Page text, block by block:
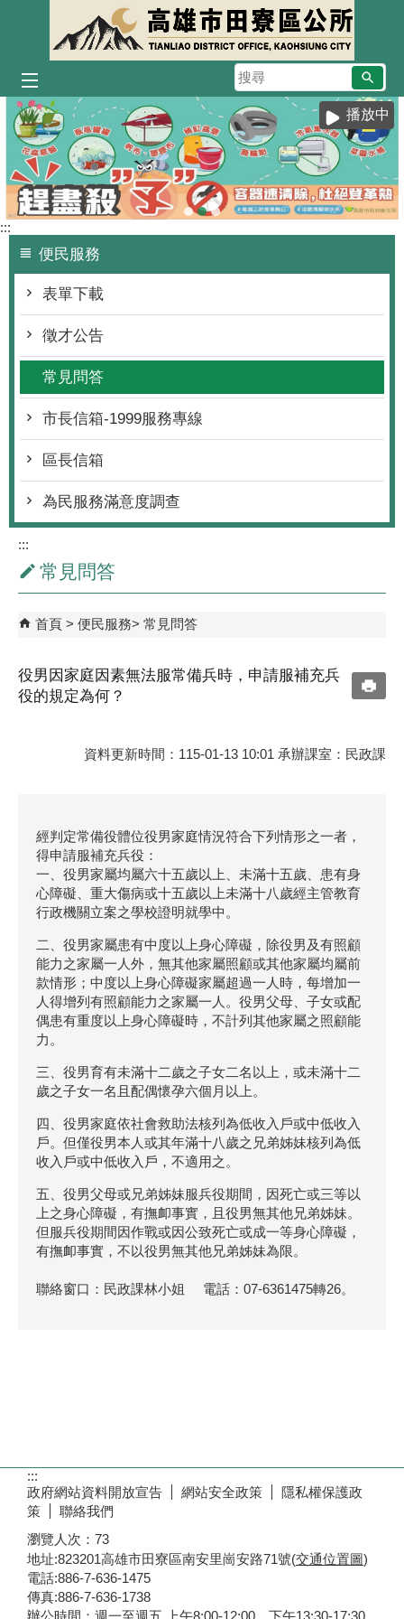
跳到主要內容區塊
搜
尋
播放中
:::
便民服務
表單下載
徵才公告
常見問答
市長信箱-1999服務專線
區長信箱
為民服務滿意度調查
:::
常見問答
首頁 便民服務 常見問答
役男因家庭因素無法服常備兵時，申請服補充兵
役的規定為何？
資料更新時間：115-01-13 10:01 承辦課室：民政課
經判定常備役體位役男家庭情況符合下列情形之一者，
得申請服補充兵役：
一、役男家屬均屬六十五歲以上、未滿十五歲、患有身
心障礙、重大傷病或十五歲以上未滿十八歲經主管教育
行政機關立案之學校證明就學中。
二、役男家屬患有中度以上身心障礙，除役男及有照顧
能力之家屬一人外，無其他家屬照顧或其他家屬均屬前
款情形；中度以上身心障礙家屬超過一人時，每增加一
人得增列有照顧能力之家屬一人。役男父母、子女或配
偶患有重度以上身心障礙時，不計列其他家屬之照顧能
力。
三、役男育有未滿十二歲之子女二名以上，或未滿十二
歲之子女一名且配偶懷孕六個月以上。
四、役男家庭依社會救助法核列為低收入戶或中低收入
戶。但僅役男本人或其年滿十八歲之兄弟姊妹核列為低
收入戶或中低收入戶，不適用之。
五、役男父母或兄弟姊妹服兵役期間，因死亡或三等以
上之身心障礙，有撫卹事實，且役男無其他兄弟姊妹。
但服兵役期間因作戰或因公致死亡或成一等身心障礙，
有撫卹事實，不以役男無其他兄弟姊妹為限。
聯絡窗口：民政課林小姐 電話：07-6361475轉26。
:::
政府網站資料開放宣告
網站安全政策
隱私權保護政
策
聯絡我們
瀏覽人次： 73
地址:823201高雄市田寮區南安里崗安路71號(交通位置圖)
電話:886-7-636-1475
傳真:886-7-636-1738
辦公時間：週一至週五 上午8:00-12:00 下午13:30-17:30